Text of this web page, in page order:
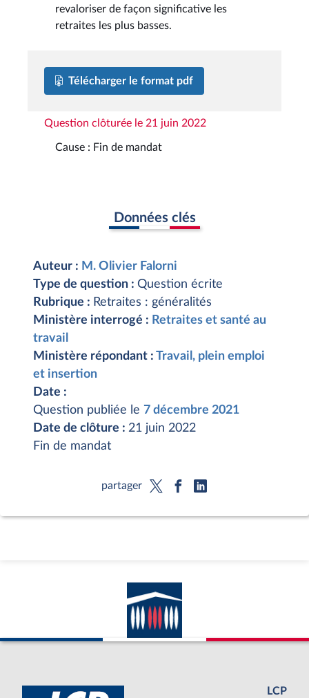
revaloriser de façon significative les
retraites les plus basses.
Télécharger le format pdf
Question clôturée le 21 juin 2022
Cause : Fin de mandat
Données clés
Auteur : M. Olivier Falorni
Type de question : Question écrite
Rubrique : Retraites : généralités
Ministère interrogé : Retraites et santé au
travail
Ministère répondant : Travail, plein emploi
et insertion
Date :
Question publiée le 7 décembre 2021
Date de clôture : 21 juin 2022
Fin de mandat
partager
LCP